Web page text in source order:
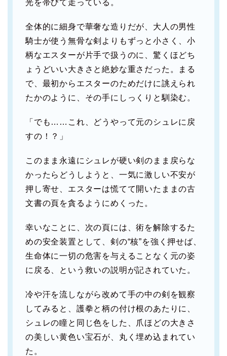
光を帯びて走っている。
全体的に細身で華奢な造りだが、大人の男性
騎士が使う無骨な剣よりもずっと小さく、小
柄なエスターが片手で扱うのに、驚くほどち
ょうどいい大きさと絶妙な重さだった。まる
で、最初からエスターのためだけに誂えられ
たかのように、その手にしっくりと馴染む。
「でも……これ、どうやって元のシュレに戻
すの！？」
このまま永遠にシュレが硬い剣のまま戻らな
かったらどうしようと、一気に激しい不安が
押し寄せ、エスターは慌てて開いたままの古
文書の頁を貪るようにめくった。
幸いなことに、次の頁には、術を解除するた
めの安全装置として、剣の“核”を強く押せば、
生命体に一切の危害を与えることなく元の姿
に戻る、という救いの説明が記されていた。
冷や汗を流しながら改めて手の中の剣を観察
してみると、護拳と柄の付け根のあたりに、
シュレの瞳と同じ色をした、爪ほどの大きさ
の美しい黄色い宝石が、丸く埋め込まれてい
た。